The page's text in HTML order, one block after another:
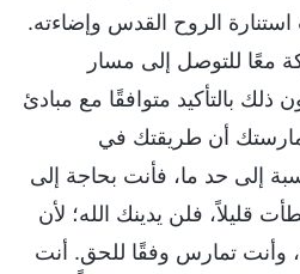
الروح القدس وإضاءته.
معًا للتوصل إلى مسار
بالتأكيد متوافقًا مع مبادئ
أن طريقتك في
إلى حد ما، فأنت بحاجة إلى
قليلاً، فلن يدينك الله؛ لأن
وأنت تمارس وفقًا للحق. أنت